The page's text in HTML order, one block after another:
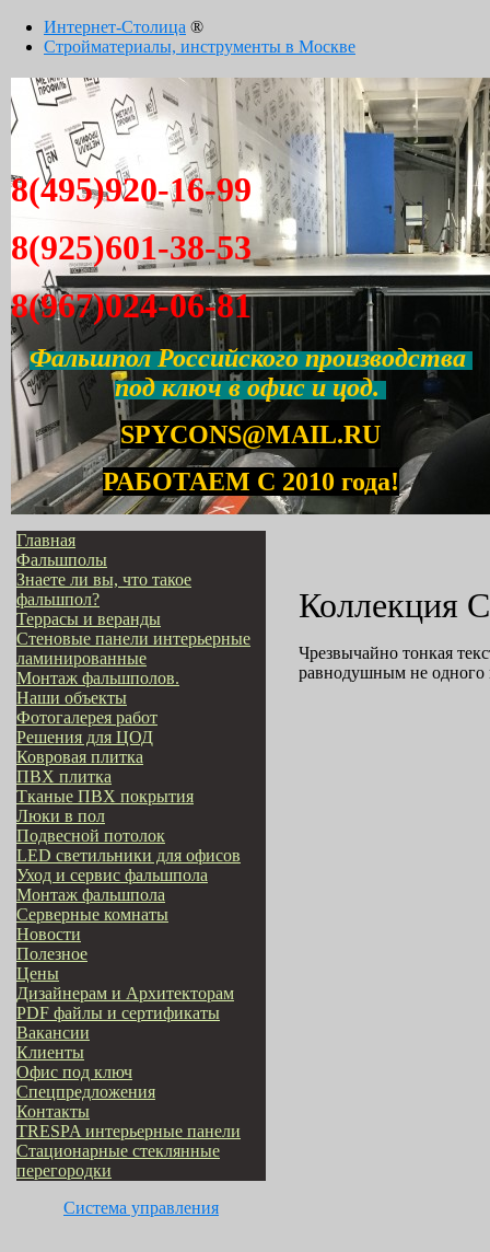
Интернет-Столица ®
Стройматериалы, инструменты в Москве
8(495)920-16-99
8(925)601-38-53
8(967)024-06-81
Фальшпол Российского производства
под ключ в офис и цод.
SPYCONS@MAIL.RU
РАБОТАЕМ С 2010 года!
Главная
Фальшполы
Знаете ли вы, что такое
фальшпол?
Террасы и веранды
Стеновые панели интерьерные
ламинированные
Монтаж фальшполов.
Наши объекты
Фотогалерея работ
Решения для ЦОД
Ковровая плитка
ПВХ плитка
Тканые ПВХ покрытия
Люки в пол
Подвесной потолок
LED светильники для офисов
Уход и сервис фальшпола
Монтаж фальшпола
Серверные комнаты
Новости
Полезное
Цены
Дизайнерам и Архитекторам
PDF файлы и сертификаты
Вакансии
Клиенты
Офис под ключ
Cпецпредложения
Контакты
TRESPA интерьерные панели
Стационарные стеклянные
перегородки
Система управления
Коллекция
Чрезвычайно тонкая
равнодушным не одного